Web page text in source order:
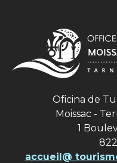
Oficina de
Moissac -
1
accueil@